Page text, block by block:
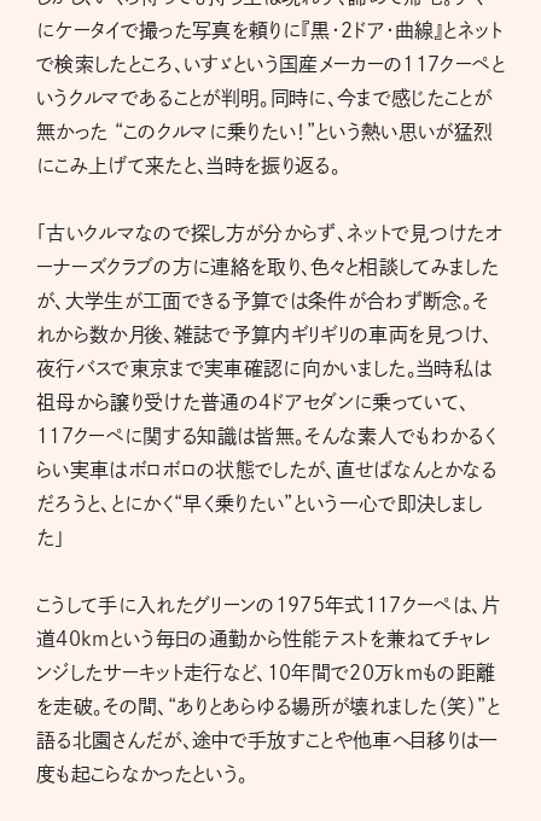
にケータイで撮った写真を頼りに『黒・2ドア・曲線』とネット
で検索したところ、いすゞという国産メーカーの117クーペと
いうクルマであることが判明。同時に、今まで感じたことが
無かった “このクルマに乗りたい！”という熱い思いが猛烈
にこみ上げて来たと、当時を振り返る。
「古いクルマなので探し方が分からず、ネットで見つけたオ
ーナーズクラブの方に連絡を取り、色々と相談してみました
が、大学生が工面できる予算では条件が合わず断念。そ
れから数か月後、雑誌で予算内ギリギリの車両を見つけ、
夜行バスで東京まで実車確認に向かいました。当時私は
祖母から譲り受けた普通の4ドアセダンに乗っていて、
117クーペに関する知識は皆無。そんな素人でもわかるく
らい実車はボロボロの状態でしたが、直せばなんとかなる
だろうと、とにかく“早く乗りたい”という一心で即決しまし
た」
こうして手に入れたグリーンの1975年式117クーペは、片
道40kmという毎日の通勤から性能テストを兼ねてチャレ
ンジしたサーキット走行など、10年間で20万kmもの距離
を走破。その間、“ありとあらゆる場所が壊れました（笑）”と
語る北園さんだが、途中で手放すことや他車へ目移りは一
度も起こらなかったという。